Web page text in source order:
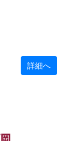
詳細へ